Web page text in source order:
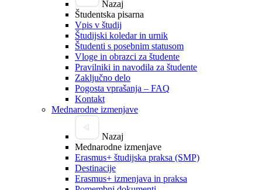
Nazaj
Študentska pisarna
Vpis v študij
Študijski koledar in urnik
Študenti s posebnim statusom
Vloge in obrazci za študente
Pravilniki in navodila za študente
Zaključno delo
Pogosta vprašanja – FAQ
Kontakt
Mednarodne izmenjave
Nazaj
Mednarodne izmenjave
Erasmus+ študijska praksa (SMP)
Destinacije
Erasmus+ izmenjava in praksa